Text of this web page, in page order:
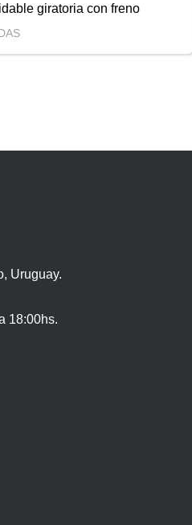
giratoria con freno
Uruguay.
18:00hs.